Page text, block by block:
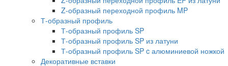
Z-образный переходной профиль MP
Т-образный профиль
Т-образный профиль SP
Т-образный профиль SP из латуни
Т-образный профиль SP c алюминиевой ножкой
Декоративные вставки